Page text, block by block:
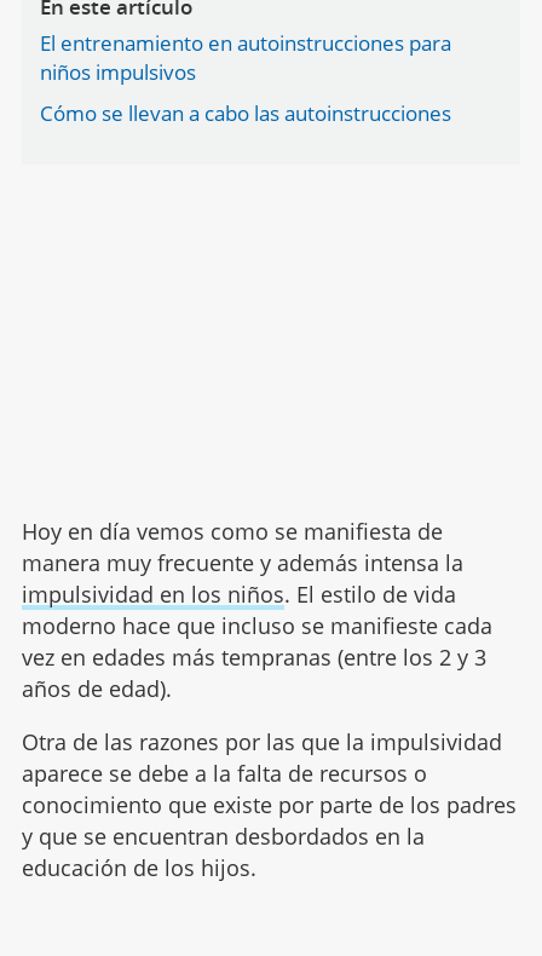
En este artículo
El entrenamiento en autoinstrucciones para
niños impulsivos
Cómo se llevan a cabo las autoinstrucciones
Hoy en día vemos como se manifiesta de
manera muy frecuente y además intensa la
impulsividad en los niños. El estilo de vida
moderno hace que incluso se manifieste cada
vez en edades más tempranas (entre los 2 y 3
años de edad).
Otra de las razones por las que la impulsividad
aparece se debe a la falta de recursos o
conocimiento que existe por parte de los padres
y que se encuentran desbordados en la
educación de los hijos.